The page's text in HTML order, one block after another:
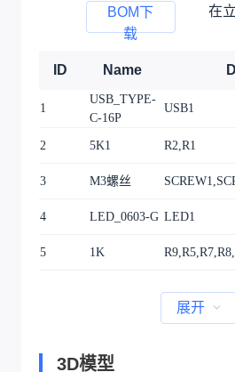
BOM下
载
在
ID Name
1
USB_TYPE-
C-16P
USB1
2 5K1 R2,R1
3 M3螺丝
4 LED_0603-G LED1
5 1K
展开
3D模型